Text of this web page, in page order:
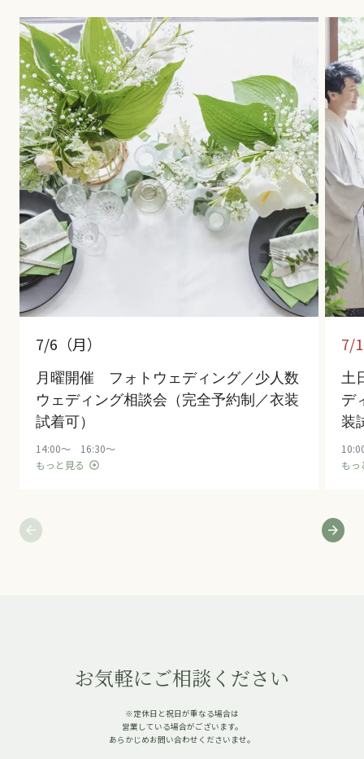
arrow_back
7/6（月）
月曜開催 フォトウェディング／少人数
ウェディング相談会（完全予約制／衣装
試着可）
14:00～ 16:30～
もっと見る arrow_circle_right
7/
土
デ
装
も
arrow_forward
お気軽にご相談ください
※定休日と祝日が重なる場合は
営業している場合がございます。
あらかじめお問い合わせくださいませ。